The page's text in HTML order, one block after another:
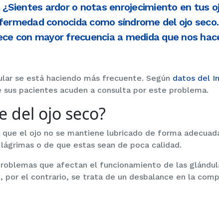
ardor o notas enrojecimiento en tus
conocida como síndrome del ojo
con mayor frecuencia a medida que nos
se está haciendo más frecuente. Según datos del
sus pacientes acuden a consulta por este problema.
del ojo seco?
el ojo no se mantiene lubricado de forma
o de que estas sean de poca calidad.
que afectan el funcionamiento de las
por el contrario, se trata de un desbalance en la